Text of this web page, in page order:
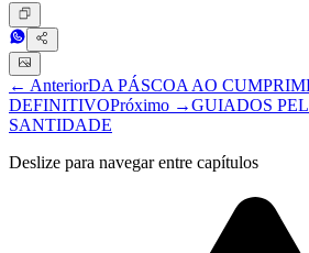
← AnteriorDA PÁSCOA AO
DEFINITIVOPróximo →GUIADOS
SANTIDADE
Deslize para navegar entre capítulos